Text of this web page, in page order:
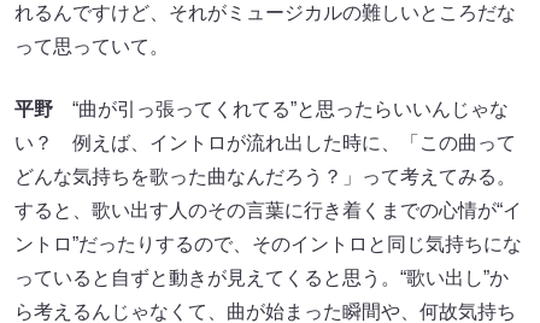
れるんですけど、それがミュージカルの難しいところだな
って思っていて。
平野 “曲が引っ張ってくれてる”と思ったらいいんじゃな
い？ 例えば、イントロが流れ出した時に、「この曲って
どんな気持ちを歌った曲なんだろう？」って考えてみる。
すると、歌い出す人のその言葉に行き着くまでの心情が“イ
ントロ”だったりするので、そのイントロと同じ気持ちにな
っていると自ずと動きが見えてくると思う。“歌い出し”か
ら考えるんじゃなくて、曲が始まった瞬間や、何故気持ち